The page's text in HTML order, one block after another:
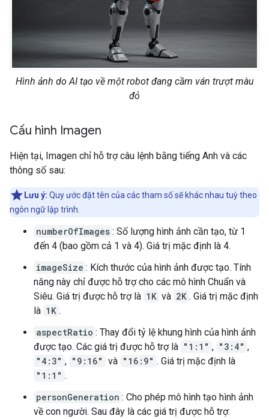
Hình ảnh do AI tạo về một robot đang cầm ván trượt màu
đỏ
Cấu hình Imagen
Hiện tại, Imagen chỉ hỗ trợ câu lệnh bằng tiếng Anh và các
thông số sau:
Lưu ý: Quy ước đặt tên của các tham số sẽ khác nhau tuỳ theo
ngôn ngữ lập trình.
numberOfImages : Số lượng hình ảnh cần tạo, từ 1
đến 4 (bao gồm cả 1 và 4). Giá trị mặc định là 4.
imageSize : Kích thước của hình ảnh được tạo. Tính
năng này chỉ được hỗ trợ cho các mô hình Chuẩn và
Siêu. Giá trị được hỗ trợ là 1K và 2K . Giá trị mặc định
là 1K .
aspectRatio : Thay đổi tỷ lệ khung hình của hình ảnh
được tạo. Các giá trị được hỗ trợ là "1:1" , "3:4" ,
"4:3" , "9:16" và "16:9" . Giá trị mặc định là
"1:1" .
personGeneration : Cho phép mô hình tạo hình ảnh
về con người. Sau đây là các giá trị được hỗ trợ: